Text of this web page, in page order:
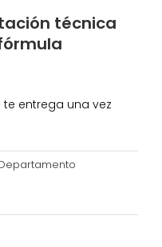
técnica
entrega una vez